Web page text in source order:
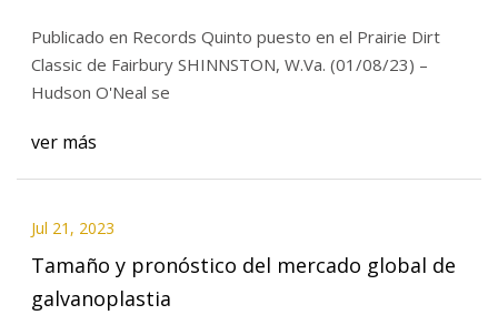
Publicado en Records Quinto puesto en el Prairie Dirt
Classic de Fairbury SHINNSTON, W.Va. (01/08/23) –
Hudson O'Neal se
ver más
Jul 21, 2023
Tamaño y pronóstico del mercado global de
galvanoplastia